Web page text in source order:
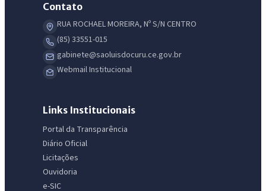
Contato
RUA ROCHAEL MOREIRA, Nº S/N CENTRO
(85) 33551-015
gabinete@saoluisdocuru.ce.gov.br
Webmail Institucional
Links Institucionais
Portal da Transparência
Diário Oficial
Licitações
Ouvidoria
e-SIC